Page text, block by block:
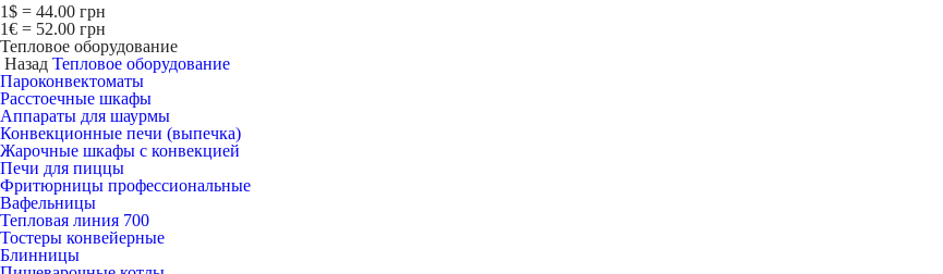
1$ = 44.00 грн
1€ = 52.00 грн
Тепловое оборудование
Назад Тепловое оборудование
Пароконвектоматы
Расcтоечные шкафы
Аппараты для шаурмы
Конвекционные печи (выпечка)
Жарочные шкафы с конвекцией
Печи для пиццы
Фритюрницы профессиональные
Вафельницы
Тепловая линия 700
Тостеры конвейерные
Блинницы